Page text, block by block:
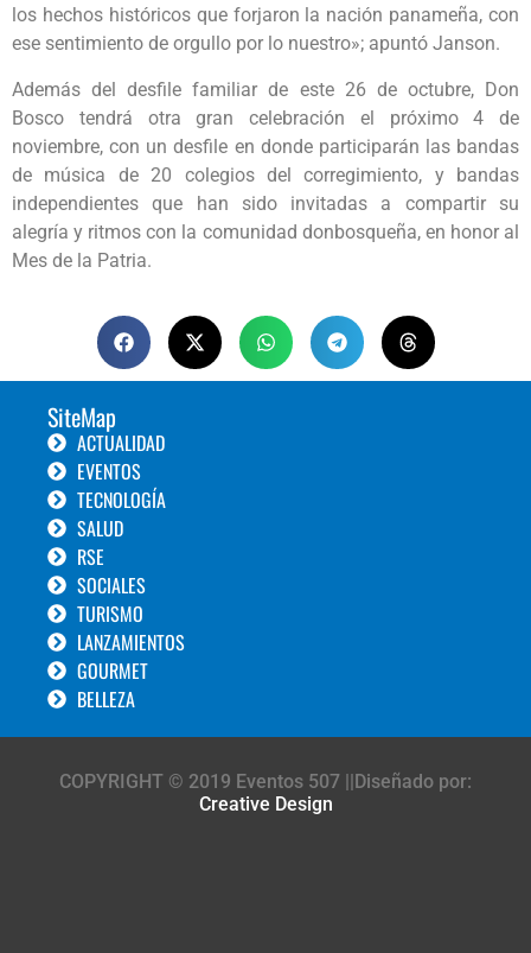
los hechos históricos que forjaron la nación panameña, con
ese sentimiento de orgullo por lo nuestro»; apuntó Janson.
Además del desfile familiar de este 26 de octubre, Don
Bosco tendrá otra gran celebración el próximo 4 de
noviembre, con un desfile en donde participarán las bandas
de música de 20 colegios del corregimiento, y bandas
independientes que han sido invitadas a compartir su
alegría y ritmos con la comunidad donbosqueña, en honor al
Mes de la Patria.
SiteMap
ACTUALIDAD
EVENTOS
TECNOLOGÍA
SALUD
RSE
SOCIALES
TURISMO
LANZAMIENTOS
GOURMET
BELLEZA
COPYRIGHT © 2019 Eventos 507 ||Diseñado por:
Creative Design